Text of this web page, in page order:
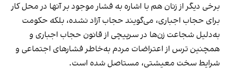
برخی دیگر از زنان هم با اشاره به فشار موجود بر آنها در محل کار
برای حجاب اجباری، می‌گویند حجاب آزاد نشده، بلکه حکومت
به‌دلیل شجاعت زن‌ها در سرپیچی از قانون حجاب اجباری و
همچنین ترس از اعتراضات مردم به‌خاطر فشارهای اجتماعی و
شرایط سخت معیشتی، مستاصل شده است.